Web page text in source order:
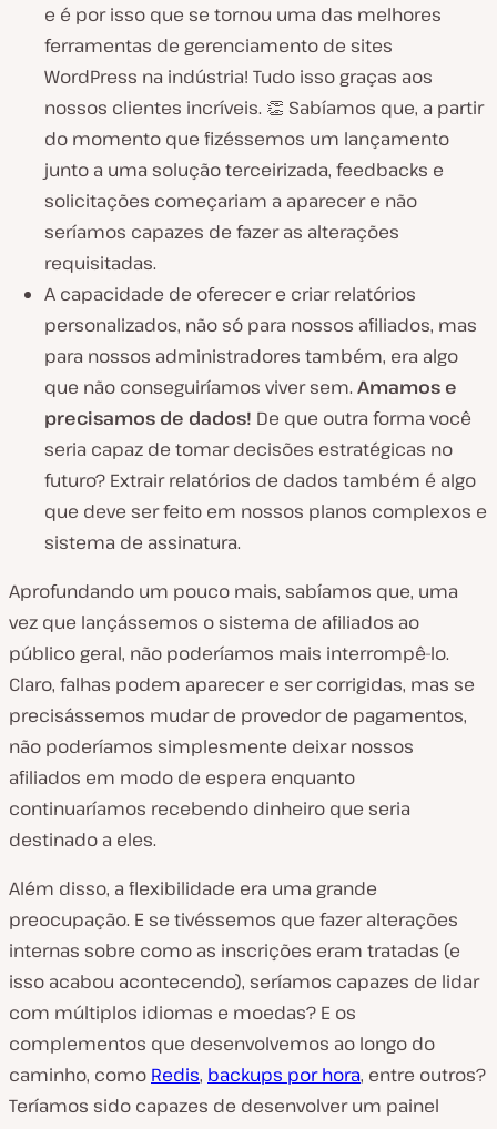
e é por isso que se tornou uma das melhores
ferramentas de gerenciamento de sites
WordPress na indústria! Tudo isso graças aos
nossos clientes incríveis. 👏 Sabíamos que, a partir
do momento que fizéssemos um lançamento
junto a uma solução terceirizada, feedbacks e
solicitações começariam a aparecer e não
seríamos capazes de fazer as alterações
requisitadas.
A capacidade de oferecer e criar relatórios
personalizados, não só para nossos afiliados, mas
para nossos administradores também, era algo
que não conseguiríamos viver sem. Amamos e
precisamos de dados! De que outra forma você
seria capaz de tomar decisões estratégicas no
futuro? Extrair relatórios de dados também é algo
que deve ser feito em nossos planos complexos e
sistema de assinatura.
Aprofundando um pouco mais, sabíamos que, uma
vez que lançássemos o sistema de afiliados ao
público geral, não poderíamos mais interrompê-lo.
Claro, falhas podem aparecer e ser corrigidas, mas se
precisássemos mudar de provedor de pagamentos,
não poderíamos simplesmente deixar nossos
afiliados em modo de espera enquanto
continuaríamos recebendo dinheiro que seria
destinado a eles.
Além disso, a flexibilidade era uma grande
preocupação. E se tivéssemos que fazer alterações
internas sobre como as inscrições eram tratadas (e
isso acabou acontecendo), seríamos capazes de lidar
com múltiplos idiomas e moedas? E os
complementos que desenvolvemos ao longo do
caminho, como Redis, backups por hora, entre outros?
Teríamos sido capazes de desenvolver um painel